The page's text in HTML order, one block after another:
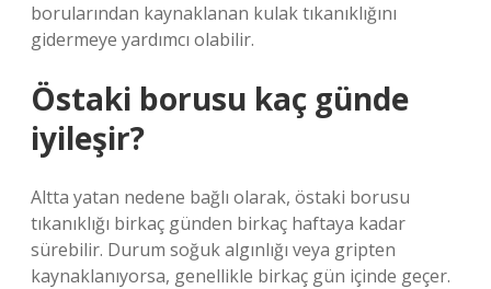
borularından kaynaklanan kulak tıkanıklığını
gidermeye yardımcı olabilir.
Östaki borusu kaç günde
iyileşir?
Altta yatan nedene bağlı olarak, östaki borusu
tıkanıklığı birkaç günden birkaç haftaya kadar
sürebilir. Durum soğuk algınlığı veya gripten
kaynaklanıyorsa, genellikle birkaç gün içinde geçer.